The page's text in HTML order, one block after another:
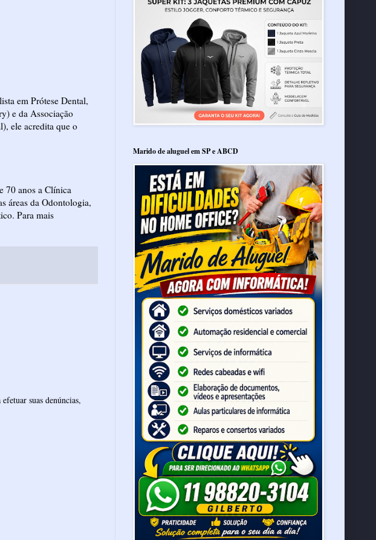
em Prótese Dental,
e da Associação
ele acredita que o
70 anos a Clínica
áreas da Odontologia,
Para mais
suas denúncias,
Marido de aluguel em SP e ABCD